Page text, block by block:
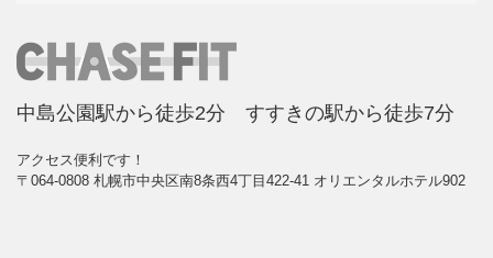
中島公園駅から徒歩2分 すすきの駅から徒歩7分
アクセス便利です！
〒064-0808 札幌市中央区南8条西4丁目422-41 オリエンタルホテル902